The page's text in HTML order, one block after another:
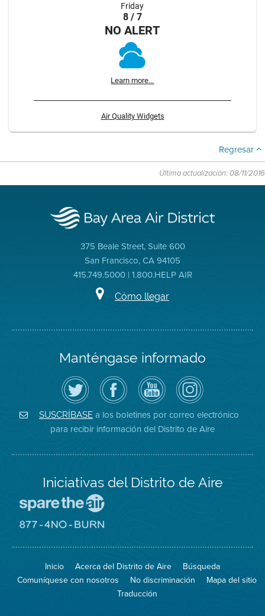
Friday
8 / 7
NO ALERT
Learn more...
Air Quality Widgets
Regresar
Última actualización: 08/11/2016
375 Beale Street, Suite 600
San Francisco, CA 94105
415.749.5000 | 1.800.HELP AIR
Cómo llegar
Manténgase informado
Siga
el
Distrito
de
Aire
en
Twitter
Visite
la
página
de
Facebook
del
Distrito
Canal
de
YouTube
del
Distrito
de
Aire
Air
District
on
Instagram
SUSCRÍBASE a los boletines por correo electrónico
para recibir información del Distrito de Aire
Iniciativas del Distrito de Aire
Spare
Air
el
aire)
sitio
8774
Burn
Inicio Acerca del Distrito de Aire
Búsqueda
Comuníquese con nosotros
No discriminación
Mapa del sitio
Traducción